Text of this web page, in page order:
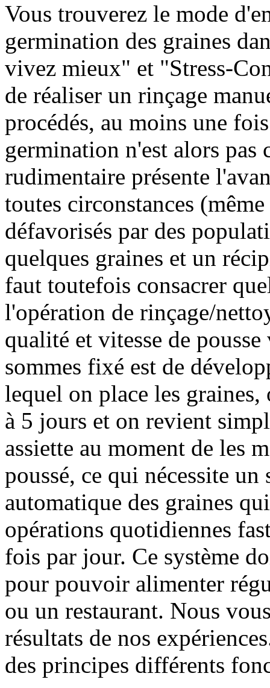
Vous trouverez le mode
germination des graines
vivez mieux" et "Stress-
de réaliser un rinçage
procédés, au moins une
germination n'est alors pas
rudimentaire présente
toutes circonstances
défavorisés par des
quelques graines et un
faut toutefois consacrer
l'opération de rinçage/
qualité et vitesse de
sommes fixé est de
lequel on place les
à 5 jours et on revient
assiette au moment de les
poussé, ce qui nécessite
automatique des graines
opérations quotidiennes
fois par jour. Ce système
pour pouvoir alimenter
ou un restaurant. Nous
résultats de nos
des principes différents